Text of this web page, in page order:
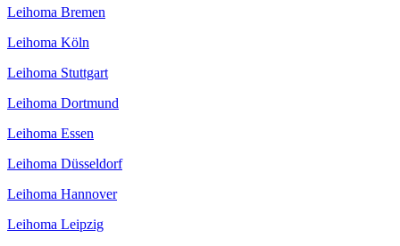
Leihoma Bremen
Leihoma Köln
Leihoma Stuttgart
Leihoma Dortmund
Leihoma Essen
Leihoma Düsseldorf
Leihoma Hannover
Leihoma Leipzig